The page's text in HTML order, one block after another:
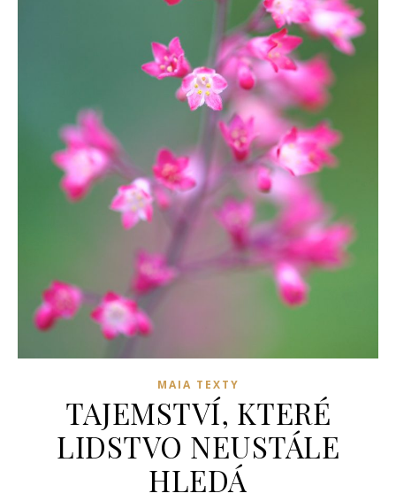
MAIA TEXTY
TAJEMSTVÍ, KTERÉ
LIDSTVO NEUSTÁLE
HLEDÁ